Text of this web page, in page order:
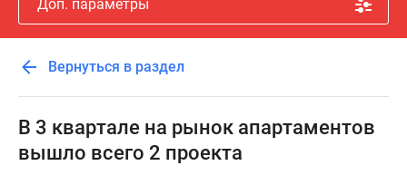
Подмосковья
Новостройки
Москвы
Готовые
новостройки
Новостройки
Доп. параметры
Вернуться в раздел
В 3 квартале на рынок апартаментов
вышло всего 2 проекта